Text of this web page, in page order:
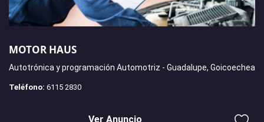
MOTOR HAUS
Autotrónica y programación Automotriz - Guadalupe, Goicoechea
Teléfono: 6115 2830
Ver Anuncio